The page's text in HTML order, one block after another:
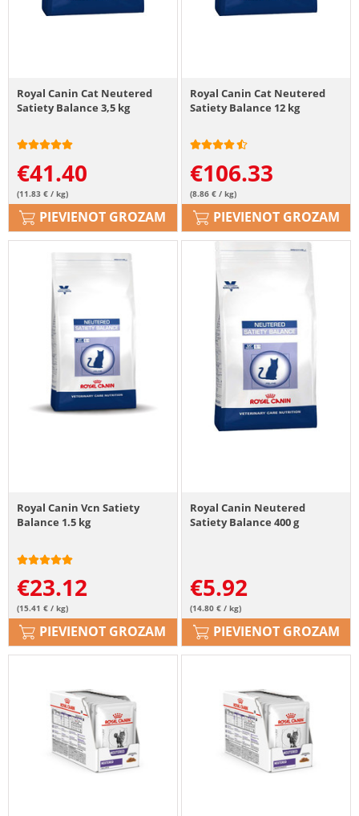
Royal Canin Cat Neutered
Satiety Balance 3,5 kg
€41.40
(11.83 € / kg)
PIEVIENOT GROZAM
Royal Canin Cat Neutered
Satiety Balance 12 kg
€106.33
(8.86 € / kg)
PIEVIENOT GROZAM
Royal Canin Vcn Satiety
Balance 1.5 kg
€23.12
(15.41 € / kg)
PIEVIENOT GROZAM
Royal Canin Neutered
Satiety Balance 400 g
€5.92
(14.80 € / kg)
PIEVIENOT GROZAM